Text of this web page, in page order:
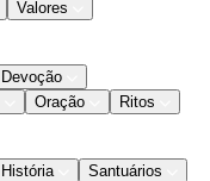
Valores
Devoção
Oração
Ritos
História
Santuários